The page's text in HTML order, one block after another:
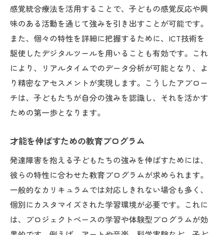
感覚統合療法を活用することで、子どもの感覚反応や興
味のある活動を通じて強みを引き出すことが可能です。
また、個々の特性を詳細に把握するために、ICT技術を
駆使したデジタルツールを用いることも有効です。これ
により、リアルタイムでのデータ分析が可能となり、よ
り精密なアセスメントが実現します。こうしたアプロー
チは、子どもたちが自分の強みを認識し、それを活かす
ための第一歩となります。
才能を伸ばすための教育プログラム
発達障害を抱える子どもたちの強みを伸ばすためには、
彼らの特性に合わせた教育プログラムが求められます。
一般的なカリキュラムでは対応しきれない場合も多く、
個別にカスタマイズされた学習環境が必要です。これに
は、プロジェクトベースの学習や体験型プログラムが効